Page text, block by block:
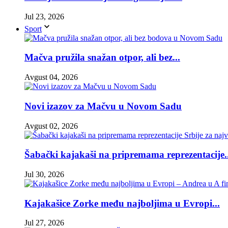
Jul 23, 2026
Sport
Mačva pružila snažan otpor, ali bez...
Avgust 04, 2026
Novi izazov za Mačvu u Novom Sadu
Avgust 02, 2026
Šabački kajakaši na pripremama
Jul 30, 2026
Kajakašice Zorke među najboljima u Evropi...
Jul 27, 2026